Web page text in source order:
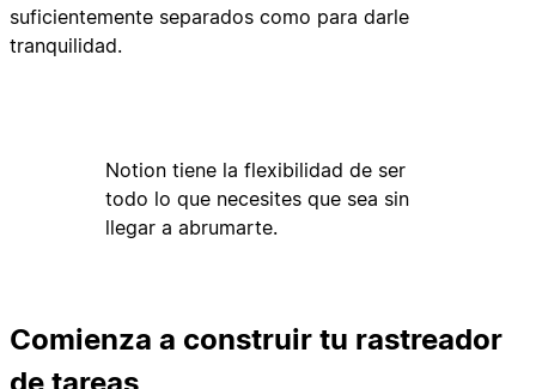
suficientemente separados como para darle
tranquilidad.
Notion tiene la flexibilidad de ser
todo lo que necesites que sea sin
llegar a abrumarte.
Comienza a construir tu rastreador